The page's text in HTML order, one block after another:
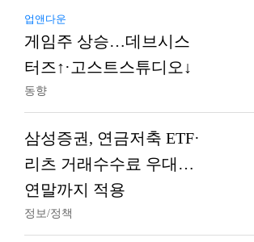
업앤다운
게임주 상승…데브시스
터즈↑·고스트스튜디오↓
동향
삼성증권, 연금저축 ETF·
리츠 거래수수료 우대…
연말까지 적용
정보/정책